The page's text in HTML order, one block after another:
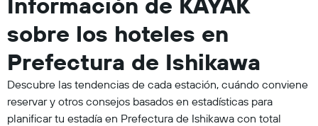
sobre los hoteles en
Prefectura de Ishikawa
Descubre las tendencias de cada estación, cuándo conviene
reservar y otros consejos basados en estadísticas para
planificar tu estadía en Prefectura de Ishikawa con total